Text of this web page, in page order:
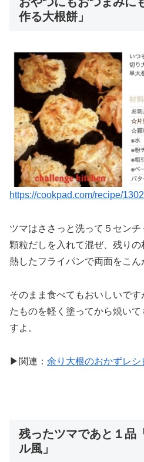
作る大根餅」
https://cookpad.com/recipe/
ツマはささっと洗って５セン
顆粒だしを入れて混ぜ、残り
熱したフライパンで両面をこん
そのまま食べてもおいしいで
たものを軽く塗ってから焼い
すよ。
▶関連： 余り大根のおかずレシ
残ったツマであと１品
ル風」